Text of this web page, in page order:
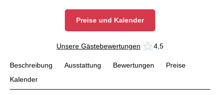
Preise und Kalender
Unsere Gästebewertungen 4,5
Beschreibung Ausstattung Bewertungen
Preise
Kalender